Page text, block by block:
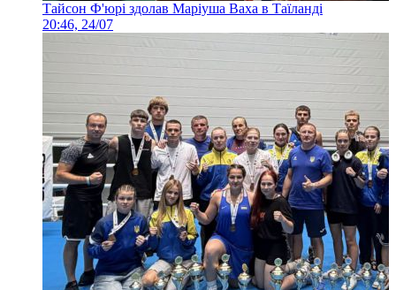
Тайсон Ф'юрі здолав Маріуша Ваха в Таїланді
20:46, 24/07